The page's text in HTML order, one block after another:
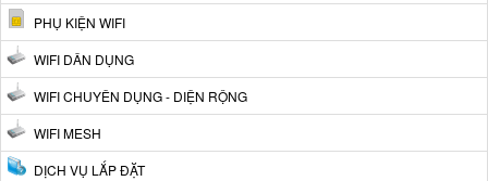
PHỤ KIỆN WIFI
WIFI DÂN DỤNG
WIFI CHUYÊN DỤNG - DIỆN RỘNG
WIFI MESH
DỊCH VỤ LẮP ĐẶT